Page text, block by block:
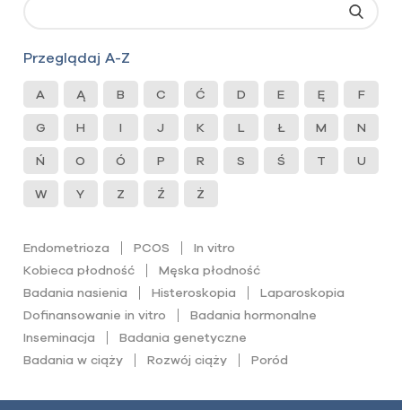
Przeglądaj A-Z
A Ą B C Ć D E Ę F
G H I J K L Ł M N
Ń O Ó P R S Ś T U
W Y Z Ź Ż
Endometrioza PCOS
In vitro
Kobieca płodność
Męska płodność
Badania nasienia
Histeroskopia
Laparoskopia
Dofinansowanie in vitro
Badania hormonalne
Inseminacja
Badania genetyczne
Badania w ciąży
Rozwój ciąży Poród